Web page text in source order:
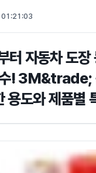
터 자동차 도장
! 3M&trade;
용도와 제품별